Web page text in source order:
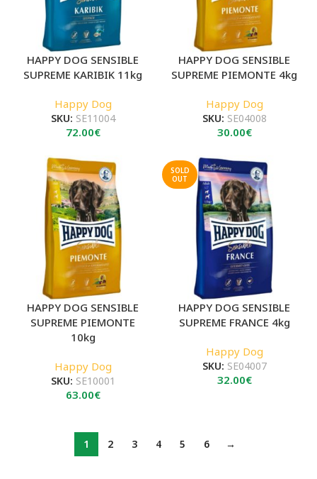
HAPPY DOG SENSIBLE
SUPREME KARIBIK 11kg
Happy Dog
SKU: SE11004
72.00€
HAPPY DOG SENSIBLE
SUPREME PIEMONTE 4kg
Happy Dog
SKU: SE04008
30.00€
HAPPY DOG SENSIBLE
SUPREME PIEMONTE
10kg
Happy Dog
SKU: SE10001
63.00€
SOLD
OUT
HAPPY DOG SENSIBLE
SUPREME FRANCE 4kg
Happy Dog
SKU: SE04007
32.00€
1 2 3 4 5 6 →